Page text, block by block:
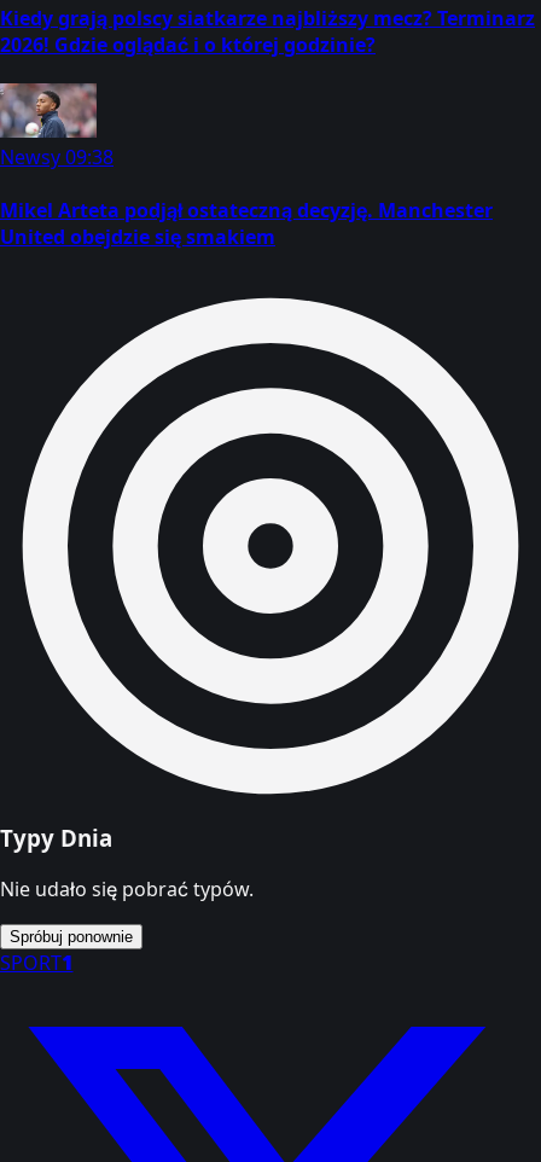
Kiedy grają polscy siatkarze najbliższy mecz? Terminarz
2026! Gdzie oglądać i o której godzinie?
Newsy09:38
Mikel Arteta podjął ostateczną decyzję. Manchester
United obejdzie się smakiem
Typy Dnia
Nie udało się pobrać typów.
Spróbuj ponownie
SPORT1